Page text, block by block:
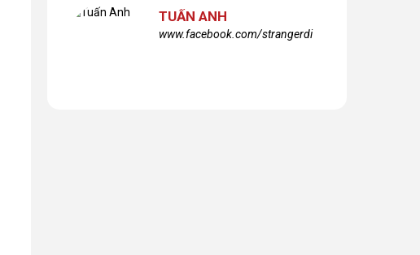
nhiều!
TUẤN ANH
www.facebook.com/strangerdi